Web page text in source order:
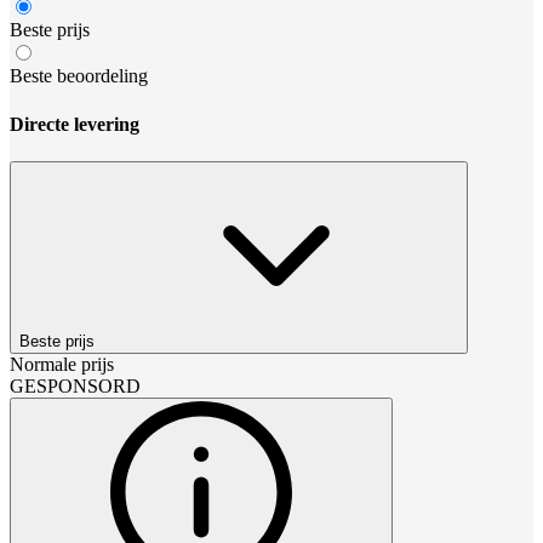
Beste prijs
Beste beoordeling
Directe levering
Beste prijs
Normale prijs
GESPONSORD